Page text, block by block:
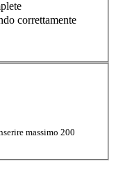
correttamente
massimo 200